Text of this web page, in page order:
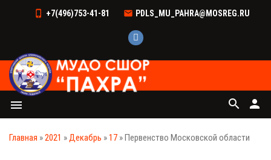
+7(496)753-41-81 PDLS_MU_PAHRA@MOSREG.RU
menu person
search
Главная »2021 »Декабрь »17 » Первенство Московской области